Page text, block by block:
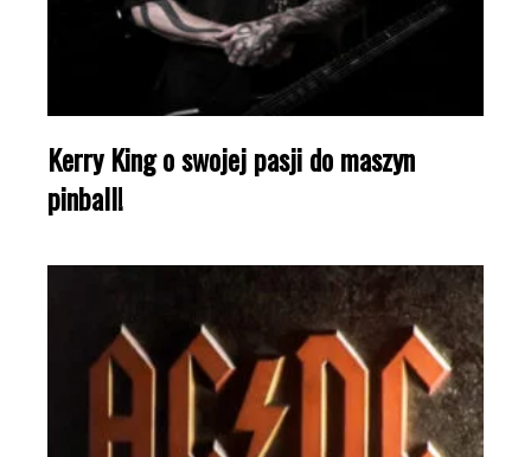
Kerry King o swojej pasji do maszyn
pinball!